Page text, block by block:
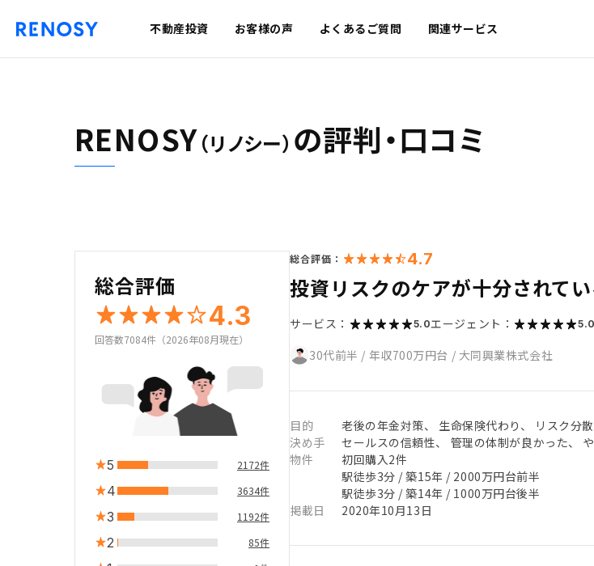
不動産投資 お客様の声 よくあるご質問 関連サービス
RENOSY（リノシー） の評判・口コミ
総合評価
4.3
回答数7084件（2026年08月現在）
5 2172件
4 3634件
3 1192件
2 85件
総合評価： 4.7
投資リスクのケアが十分されてい
サービス： 5.0エージェント： 5.0
30代前半 / 年収700万円台 / 大同興業株式会社
目的
老後の年金対策、 生命保険代わり、 リスク分散
決め手
セールスの信頼性、 管理の体制が良かった、
物件
初回購入2件
駅徒歩3分 / 築15年 / 2000万円台前半
駅徒歩3分 / 築14年 / 1000万円台後半
掲載日
2020年10月13日